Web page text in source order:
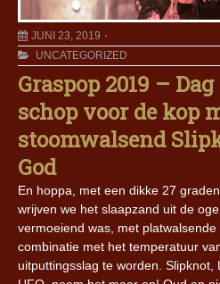
JUNI 23, 2019
UNCATEGORIZED
Graspop 2019 –
schop voor de kop
stoomwalsend
God
En hoppa, met een dikke 27
wrijven we het slaapzand uit de
vermoeiend was, met
combinatie met het temperatuur
uitputtingsslag te worden.